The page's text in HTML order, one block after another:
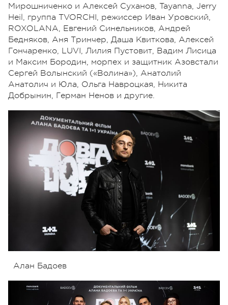
Мирошниченко и Алексей Суханов, Tayanna, Jerry
Heil, группа TVORCHI, режиссер Иван Уровский,
ROXOLANA, Евгений Синельников, Андрей
Бедняков, Аня Тринчер, Даша Квиткова, Алексей
Гончаренко, LUVI, Лилия Пустовит, Вадим Лисица
и Максим Бородин, морпех и защитник Азовстали
Сергей Волынский («Волина»), Анатолий
Анатолич и Юла, Ольга Навроцкая, Никита
Добрынин, Герман Ненов и другие.
Алан Бадоев